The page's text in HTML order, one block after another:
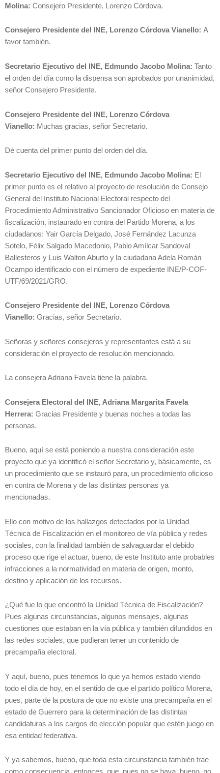
Molina: Consejero Presidente, Lorenzo Córdova.
Consejero Presidente del INE, Lorenzo Córdova Vianello: A
favor también.
Secretario Ejecutivo del INE, Edmundo Jacobo Molina: Tanto
el orden del día como la dispensa son aprobados por unanimidad,
señor Consejero Presidente.
Consejero Presidente del INE, Lorenzo Córdova
Vianello: Muchas gracias, señor Secretario.
Dé cuenta del primer punto del orden del día.
Secretario Ejecutivo del INE, Edmundo Jacobo Molina: El
primer punto es el relativo al proyecto de resolución de Consejo
General del Instituto Nacional Electoral respecto del
Procedimiento Administrativo Sancionador Oficioso en materia de
fiscalización, instaurado en contra del Partido Morena, a los
ciudadanos: Yair García Delgado, José Fernández Lacunza
Sotelo, Félix Salgado Macedonio, Pablo Amílcar Sandoval
Ballesteros y Luis Walton Aburto y la ciudadana Adela Román
Ocampo identificado con el número de expediente INE/P-COF-
UTF/69/2021/GRO.
Consejero Presidente del INE, Lorenzo Córdova
Vianello: Gracias, señor Secretario.
Señoras y señores consejeros y representantes está a su
consideración el proyecto de resolución mencionado.
La consejera Adriana Favela tiene la palabra.
Consejera Electoral del INE, Adriana Margarita Favela
Herrera: Gracias Presidente y buenas noches a todas las
personas.
Bueno, aquí se está poniendo a nuestra consideración este
proyecto que ya identificó el señor Secretario y, básicamente, es
un procedimiento que se instauró para, un procedimiento oficioso
en contra de Morena y de las distintas personas ya
mencionadas.
Ello con motivo de los hallazgos detectados por la Unidad
Técnica de Fiscalización en el monitoreo de vía pública y redes
sociales, con la finalidad también de salvaguardar el debido
proceso que rige el actuar, bueno, de este Instituto ante probables
infracciones a la normatividad en materia de origen, monto,
destino y aplicación de los recursos.
¿Qué fue lo que encontró la Unidad Técnica de Fiscalización?
Pues algunas circunstancias, algunos mensajes, algunas
cuestiones que estaban en la vía pública y también difundidos en
las redes sociales, que pudieran tener un contenido de
precampaña electoral.
Y aquí, bueno, pues tenemos lo que ya hemos estado viendo
todo el día de hoy, en el sentido de que el partido político Morena,
pues, parte de la postura de que no existe una precampaña en el
estado de Guerrero para la determinación de las distintas
candidaturas a los cargos de elección popular que estén juego en
esa entidad federativa.
Y ya sabemos, bueno, que toda esta circunstancia también trae